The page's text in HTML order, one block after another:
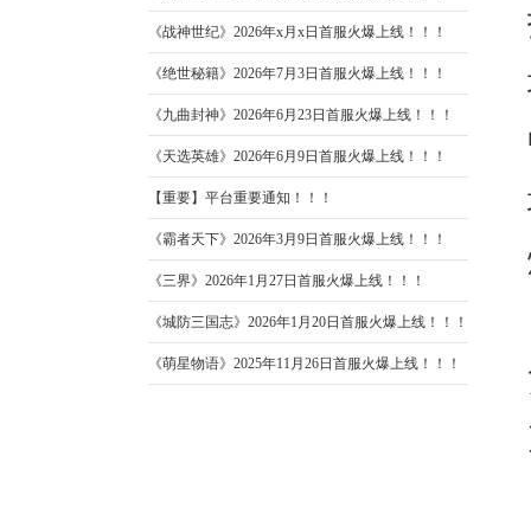
《战神世纪》2026年x月x日首服火爆上线！！！
《绝世秘籍》2026年7月3日首服火爆上线！！！
《九曲封神》2026年6月23日首服火爆上线！！！
《天选英雄》2026年6月9日首服火爆上线！！！
【重要】平台重要通知！！！
《霸者天下》2026年3月9日首服火爆上线！！！
《三界》2026年1月27日首服火爆上线！！！
《城防三国志》2026年1月20日首服火爆上线！！！
《萌星物语》2025年11月26日首服火爆上线！！！